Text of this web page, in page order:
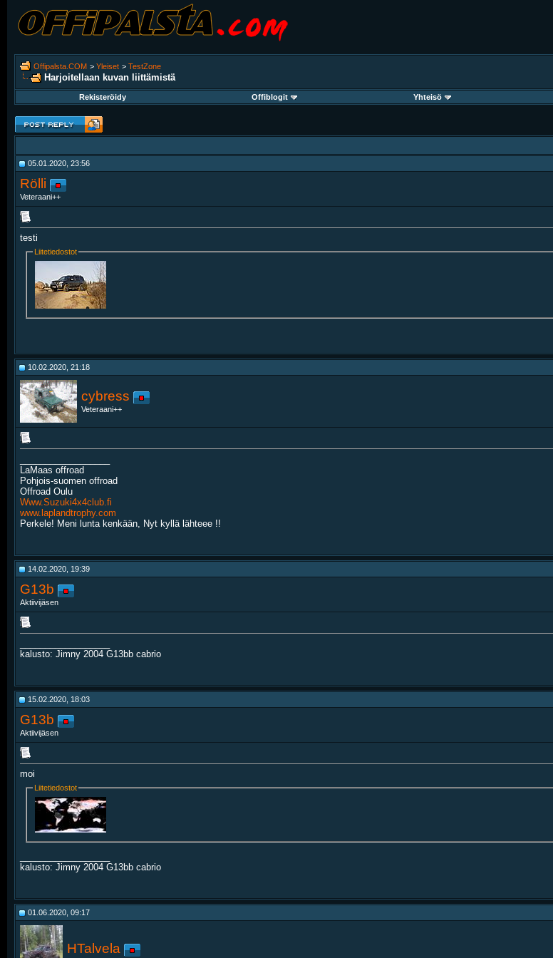
Offipalsta.COM > Yleiset > TestZone
Harjoitellaan kuvan liittämistä
Rekisteröidy
Offiblogit Yhteisö
05.01.2020, 23:56
Rölli
Veteraani++
testi
Liitetiedostot
10.02.2020, 21:18
cybress
Veteraani++
LaMaas offroad
Pohjois-suomen offroad
Offroad Oulu
Www.Suzuki4x4club.fi
www.laplandtrophy.com
Perkele! Meni lunta kenkään, Nyt kyllä lähteee !!
14.02.2020, 19:39
G13b
Aktiivijäsen
kalusto: Jimny 2004 G13bb cabrio
15.02.2020, 18:03
G13b
Aktiivijäsen
moi
Liitetiedostot
kalusto: Jimny 2004 G13bb cabrio
01.06.2020, 09:17
HTalvela